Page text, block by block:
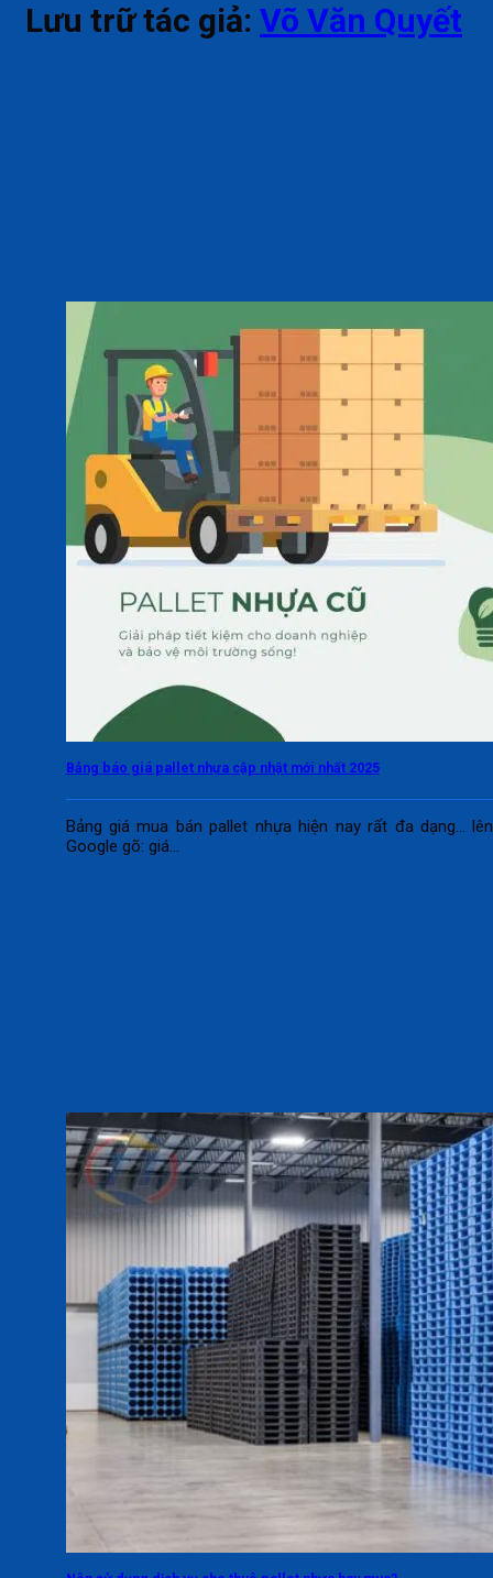
Lưu trữ tác giả: Võ Văn Quyết
Bảng báo giá pallet nhựa cập nhật mới nhất 2025
Bảng giá mua bán pallet nhựa hiện nay rất đa dạng... lên
Google gõ: giá...